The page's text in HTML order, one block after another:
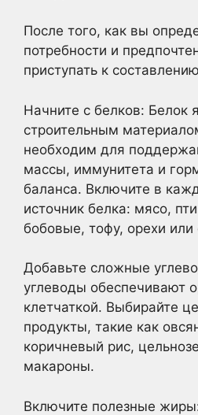
После того, как вы
потребности и
приступать к
Начните с белков: Белок
строительным
необходим для
массы, иммунитета и
баланса. Включите в
источник белка: мясо,
бобовые, тофу, орехи или
Добавьте сложные
углеводы обеспечивают
клетчаткой. Выбирайте
продукты, такие как
коричневый рис,
макароны.
Включите полезные